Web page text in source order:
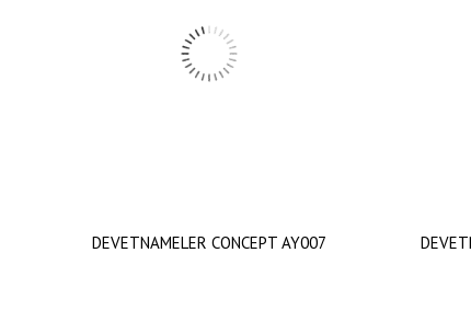
DEVETNAMELER CONCEPT AY007